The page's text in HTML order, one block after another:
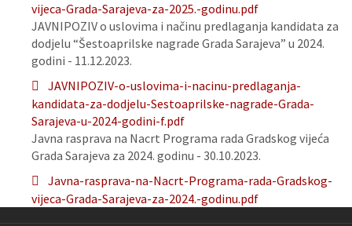
vijeca-Grada-Sarajeva-za-2025.-godinu.pdf
JAVNIPOZIV o uslovima i načinu predlaganja kandidata za
dodjelu “Šestoaprilske nagrade Grada Sarajeva” u 2024.
godini - 11.12.2023.
JAVNIPOZIV-o-uslovima-i-nacinu-predlaganja-
kandidata-za-dodjelu-Sestoaprilske-nagrade-Grada-
Sarajeva-u-2024-godini-f.pdf
Javna rasprava na Nacrt Programa rada Gradskog vijeća
Grada Sarajeva za 2024. godinu - 30.10.2023.
Javna-rasprava-na-Nacrt-Programa-rada-Gradskog-
vijeca-Grada-Sarajeva-za-2024.-godinu.pdf